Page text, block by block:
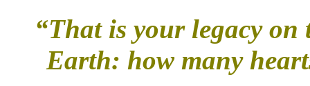
“That is your legacy
Earth: how many